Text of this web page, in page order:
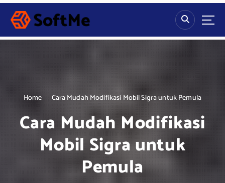
S
p
Home Cara Mudah Modifikasi Mobil Sigra untuk Pemula
Cara Mudah Modifikasi
Mobil Sigra untuk
Pemula